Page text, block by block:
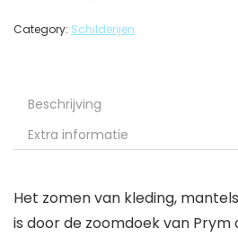
Category: Schilderijen
Beschrijving
Extra informatie
Het zomen van kleding,
is door de zoomdoek van Prym